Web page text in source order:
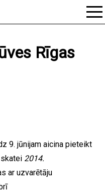
Rīgas
9. jūnijam aicina pieteikt
2014.
ar uzvarētāju